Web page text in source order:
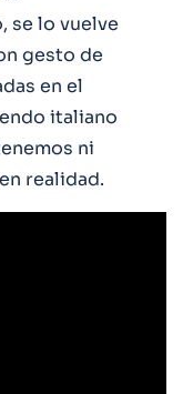
se lo vuelve
gesto de
en el
italiano
ni
realidad.